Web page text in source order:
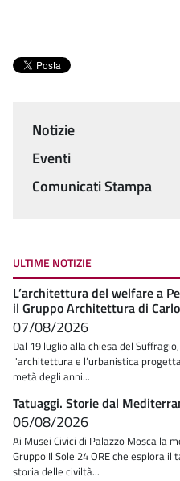
Menu
Notizie
Eventi
Comunicati Stampa
ULTIME NOTIZIE
L’architettura del welfare a
il Gruppo Architettura di
07/08/2026
Dal 19 luglio alla chiesa del
l'architettura e l’urbanistica
metà degli anni...
Tatuaggi. Storie dal
06/08/2026
Ai Musei Civici di Palazzo Mosca la
Gruppo Il Sole 24 ORE che esplora
storia delle civiltà...